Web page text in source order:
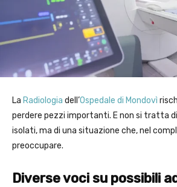
La Radiologia dell’Ospedale di Mondovì
perdere pezzi importanti. E non si tratta
isolati, ma di una situazione che, nel
preoccupare.
Diverse voci su possibili